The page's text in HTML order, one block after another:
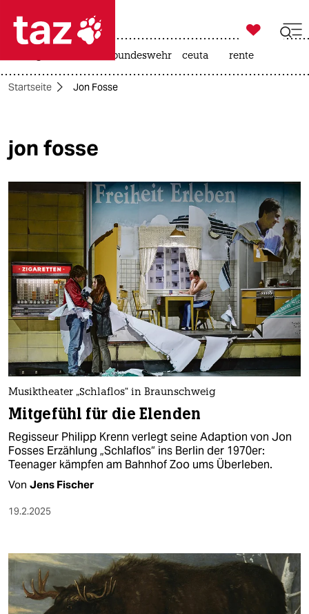
 taz zahl ich
politik
öko
gesellschaft
kultur
sport
berlin
nord
wahrheit
verlag
verlag
veranstaltungen
shop
fragen & hilfe
abo
genossenschaft

taz zahl ich
bundeswehr ceuta rente
Startseite Jon Fosse
jon fosse
Musiktheater „Schlaflos“ in Braunschweig
Mitgefühl für die Elenden
Regisseur Philipp Krenn verlegt seine Adaption von Jon
Fosses Erzählung „Schlaflos“ ins Berlin der 1970er:
Teenager kämpfen am Bahnhof Zoo ums Überleben.
Von Jens Fischer
19.2.2025